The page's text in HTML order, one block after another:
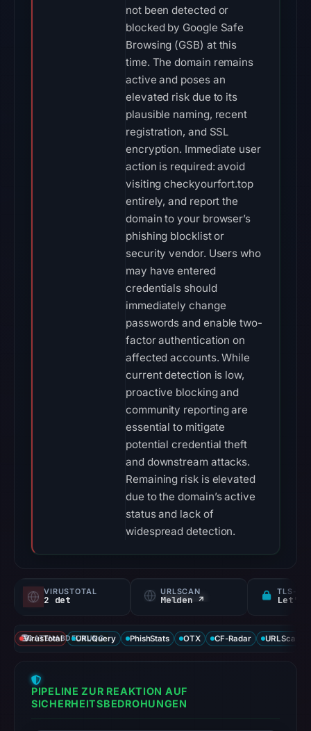
not been detected or
blocked by Google Safe
Browsing (GSB) at this
time. The domain remains
active and poses an
elevated risk due to its
plausible naming, recent
registration, and SSL
encryption. Immediate user
action is required: avoid
visiting checkyourfort.top
entirely, and report the
domain to your browser’s
phishing blocklist or
security vendor. Users who
may have entered
credentials should
immediately change
passwords and enable two-
factor authentication on
affected accounts. While
current detection is low,
proactive blocking and
community reporting are
essential to mitigate
potential credential theft
and downstream attacks.
Remaining risk is elevated
due to the domain’s active
status and lack of
widespread detection.
VIRUSTOTAL
2 det
URLSCAN
Melden ↗
TLS-
Let's
DATENABDECKUNG
VirusTotal URLQuery PhishStats OTX CF-Radar URLScan
PIPELINE ZUR REAKTION AUF
SICHERHEITSBEDROHUNGEN